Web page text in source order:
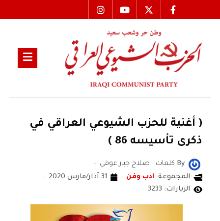
( أغنية للحزب الشيوعي العراقي في
ذكرى تأسيسه 86 )
By كلمات : صـلاح جبار عوفي
المجموعة: ادب وفن
31 آذار/مارس 2020
الزيارات: 3233